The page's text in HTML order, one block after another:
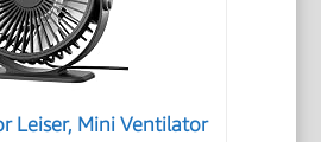
Leiser, Mini Ventilator